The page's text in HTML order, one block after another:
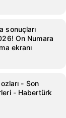
sonuçları
On Numara
ekranı
- Son
- Habertürk